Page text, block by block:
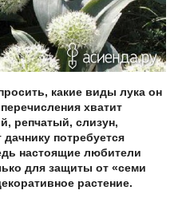
какие виды лука он
хватит
репчатый, слизун,
потребуется
настоящие любители
для защиты от «семи
растение.